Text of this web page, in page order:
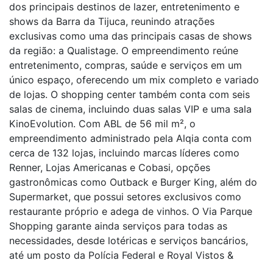
dos principais destinos de lazer, entretenimento e
shows da Barra da Tijuca, reunindo atrações
exclusivas como uma das principais casas de shows
da região: a Qualistage. O empreendimento reúne
entretenimento, compras, saúde e serviços em um
único espaço, oferecendo um mix completo e variado
de lojas. O shopping center também conta com seis
salas de cinema, incluindo duas salas VIP e uma sala
KinoEvolution. Com ABL de 56 mil m², o
empreendimento administrado pela Alqia conta com
cerca de 132 lojas, incluindo marcas líderes como
Renner, Lojas Americanas e Cobasi, opções
gastronômicas como Outback e Burger King, além do
Supermarket, que possui setores exclusivos como
restaurante próprio e adega de vinhos. O Via Parque
Shopping garante ainda serviços para todas as
necessidades, desde lotéricas e serviços bancários,
até um posto da Polícia Federal e Royal Vistos &